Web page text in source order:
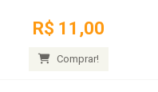
R$ 11,00
Comprar!